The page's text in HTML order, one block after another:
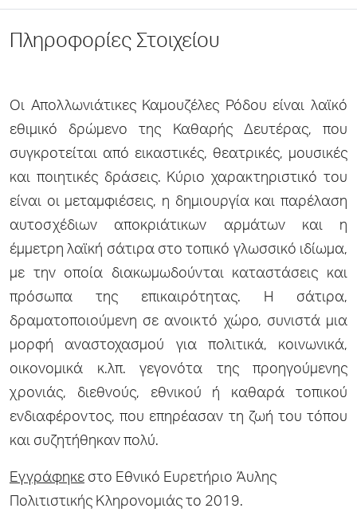
Πληροφορίες Στοιχείου
Οι Απολλωνιάτικες Καμουζέλες Ρόδου είναι λαϊκό
εθιμικό δρώμενο της Καθαρής Δευτέρας, που
συγκροτείται από εικαστικές, θεατρικές, μουσικές
και ποιητικές δράσεις. Κύριο χαρακτηριστικό του
είναι οι μεταμφιέσεις, η δημιουργία και παρέλαση
αυτοσχέδιων αποκριάτικων αρμάτων και η
έμμετρη λαϊκή σάτιρα στο τοπικό γλωσσικό ιδίωμα,
με την οποία διακωμωδούνται καταστάσεις και
πρόσωπα της επικαιρότητας. Η σάτιρα,
δραματοποιούμενη σε ανοικτό χώρο, συνιστά μια
μορφή αναστοχασμού για πολιτικά, κοινωνικά,
οικονομικά κ.λπ. γεγονότα της προηγούμενης
χρονιάς, διεθνούς, εθνικού ή καθαρά τοπικού
ενδιαφέροντος, που επηρέασαν τη ζωή του τόπου
και συζητήθηκαν πολύ.
Εγγράφηκε στο Εθνικό Ευρετήριο Άυλης
Πολιτιστικής Κληρονομιάς το 2019.